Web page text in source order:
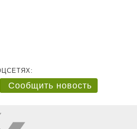
Сообщить новость